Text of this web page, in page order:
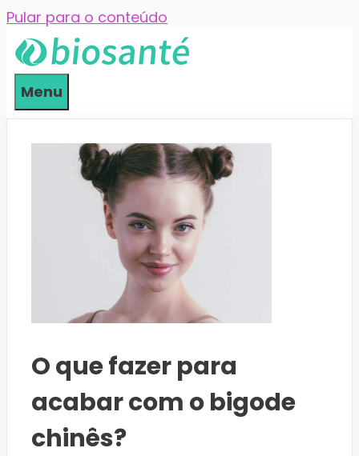
Pular para o conteúdo
Menu
O que fazer para
acabar com o bigode
chinês?